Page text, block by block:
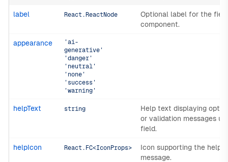
label React.ReactNode
Optional label for the field
component.
appearance
'ai-
generative'
'danger'
'neutral'
'none'
'success'
'warning'
helpText string
Help text displaying
or validation messages
field.
helpIcon React.FC<IconProps>
Icon supporting the help
message.